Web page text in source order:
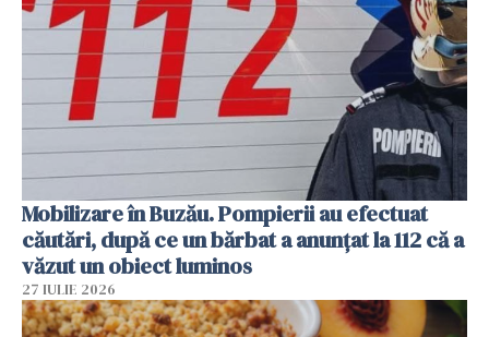
Mobilizare în Buzău. Pompierii au efectuat
căutări, după ce un bărbat a anunțat la 112 că a
văzut un obiect luminos
27 IULIE 2026